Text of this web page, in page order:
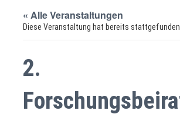
« Alle Veranstaltungen
Diese Veranstaltung hat bereits stattgefunden.
2.